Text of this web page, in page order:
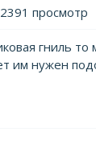
2391 просмотр
гниль
им нужен